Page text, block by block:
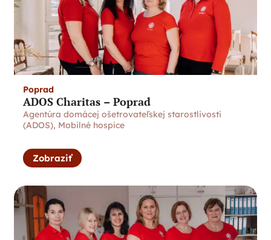
Poprad
ADOS Charitas – Poprad
Agentúra domácej ošetrovateľskej starostlivosti
(ADOS), Mobilné hospice
Zobraziť